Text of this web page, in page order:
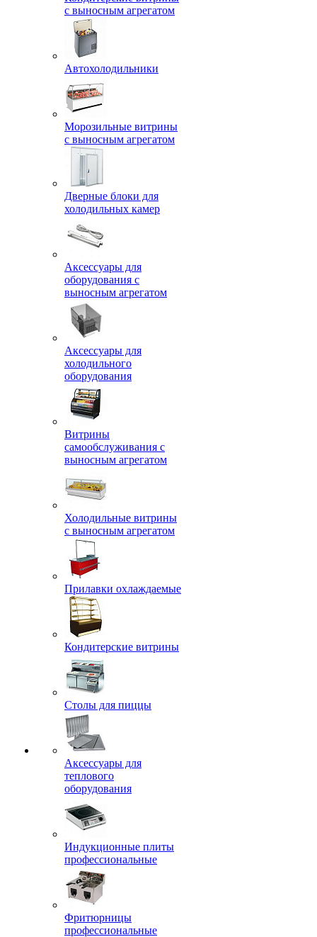
с выносным агрегатом
Автохолодильники
Морозильные витрины
с выносным агрегатом
Дверные блоки для
холодильных камер
Аксессуары для
оборудования с
выносным агрегатом
Аксессуары для
холодильного
оборудования
Витрины
самообслуживания с
выносным агрегатом
Холодильные витрины
с выносным агрегатом
Прилавки охлаждаемые
Кондитерские витрины
Столы для пиццы
Аксессуары для
теплового
оборудования
Индукционные плиты
профессиональные
Фритюрницы
профессиональные